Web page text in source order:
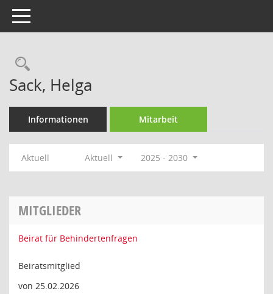
Toggle navigation
Rechercheauswahl
Sack, Helga
Informationen Mitarbeit
Aktuell Aktuell 2025 - 2030
MITGLIEDER
Beirat für Behindertenfragen
Beiratsmitglied
von 25.02.2026